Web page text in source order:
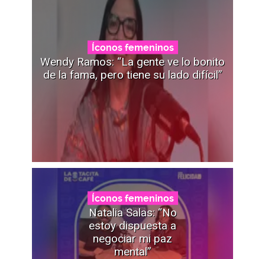
Íconos femeninos
Wendy Ramos: “La gente ve lo bonito
de la fama, pero tiene su lado difícil”
Íconos femeninos
Natalia Salas: “No
estoy dispuesta a
negociar mi paz
mental”